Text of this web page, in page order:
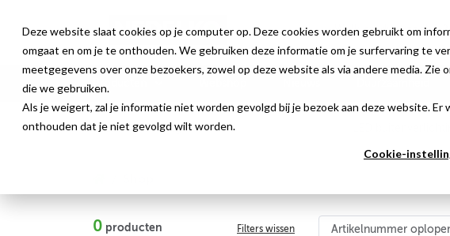
Deze website slaat cookies op je computer op. Deze cookies worden gebruikt om
omgaat en om je te onthouden. We gebruiken deze informatie om je surfervaring te
meetgegevens over onze bezoekers, zowel op deze website als via andere media. Zie
die we gebruiken.
Als je weigert, zal je informatie niet worden gevolgd bij je bezoek aan deze website.
onthouden dat je niet gevolgd wilt worden.
Cookie-
0 producten Filters wissen